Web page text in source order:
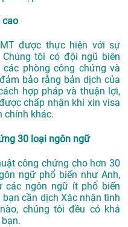
cao
được thực hiện với sự
tôi có đội ngũ biên
phòng công chứng và
bảo rằng bản dịch của
hợp pháp và thuận lợi,
chấp nhận khi xin visa
chính khác.
30 loại ngôn ngữ
công chứng cho hơn 30
ngữ phổ biến như Anh,
các ngôn ngữ ít phổ biến
cần dịch Xác nhận tình
chúng tôi đều có khả